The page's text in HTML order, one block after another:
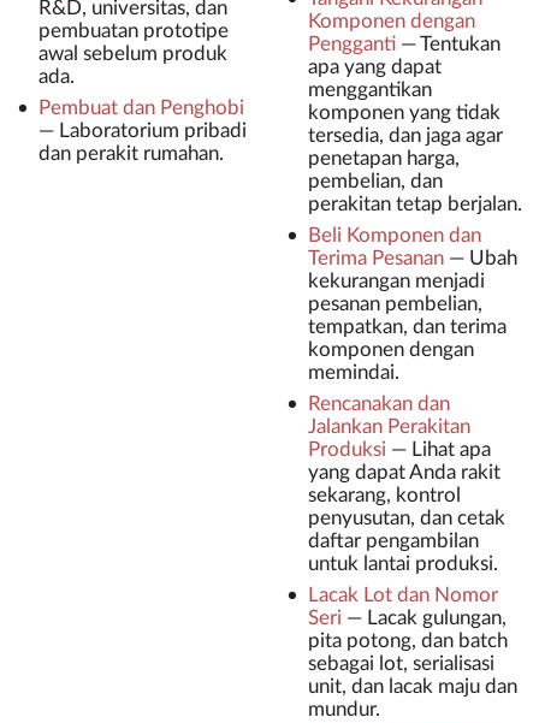
R&D, universitas, dan
pembuatan prototipe
awal sebelum produk
ada.
Pembuat dan Penghobi
— Laboratorium pribadi
dan perakit rumahan.
Komponen dengan
Pengganti—Tentukan
apa yang dapat
menggantikan
komponen yang tidak
tersedia, dan jaga agar
penetapan harga,
pembelian, dan
perakitan tetap berjalan.
Beli Komponen dan
Terima Pesanan— Ubah
kekurangan menjadi
pesanan pembelian,
tempatkan, dan terima
komponen dengan
memindai.
Rencanakan dan
Jalankan Perakitan
Produksi — Lihat apa
yang dapat Anda rakit
sekarang, kontrol
penyusutan, dan cetak
daftar pengambilan
untuk lantai produksi.
Lacak Lot dan Nomor
Seri — Lacak gulungan,
pita potong, dan batch
sebagai lot, serialisasi
unit, dan lacak maju dan
mundur.